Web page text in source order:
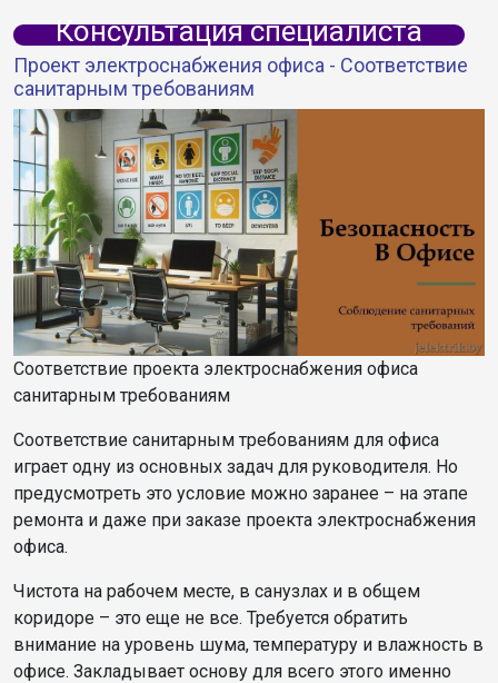
Консультация специалиста
Проект электроснабжения офиса - Соответствие
санитарным требованиям
Соответствие проекта электроснабжения офиса
санитарным требованиям
Соответствие санитарным требованиям для офиса
играет одну из основных задач для руководителя. Но
предусмотреть это условие можно заранее – на этапе
ремонта и даже при заказе проекта электроснабжения
офиса.
Чистота на рабочем месте, в санузлах и в общем
коридоре – это еще не все. Требуется обратить
внимание на уровень шума, температуру и влажность в
офисе. Закладывает основу для всего этого именно